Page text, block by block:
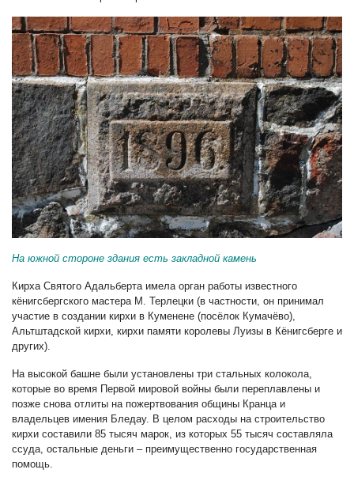
На южной стороне здания есть закладной камень
Кирха Святого Адальберта имела орган работы известного
кёнигсбергского мастера М. Терлецки (в частности, он принимал
участие в создании кирхи в Куменене (посёлок Кумачёво),
Альтштадской кирхи, кирхи памяти королевы Луизы в Кёнигсберге и
других).
На высокой башне были установлены три стальных колокола,
которые во время Первой мировой войны были переплавлены и
позже снова отлиты на пожертвования общины Кранца и
владельцев имения Бледау. В целом расходы на строительство
кирхи составили 85 тысяч марок, из которых 55 тысяч составляла
ссуда, остальные деньги – преимущественно государственная
помощь.